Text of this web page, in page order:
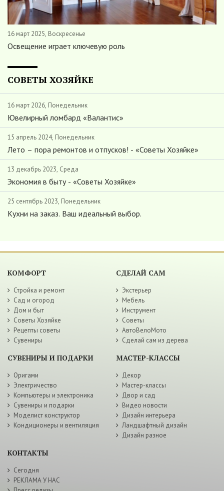
16 март 2025, Воскресенье
Освещение играет ключевую роль
СОВЕТЫ ХОЗЯЙКЕ
16 март 2026, Понедельник
Ювелирный ломбард «Валантис»
15 апрель 2024, Понедельник
Лето – пора ремонтов и отпусков! - «Советы Хозяйке»
13 декабрь 2023, Среда
Экономия в быту - «Советы Хозяйке»
25 сентябрь 2023, Понедельник
Кухни на заказ. Ваш идеальный выбор.
КОМФОРТ
Стройка и ремонт
Сад и огород
Дом и быт
Советы Хозяйке
Рецепты советы
Сувениры
СДЕЛАЙ САМ
Экстерьер
Мебель
Инструмент
Советы
АвтоВелоМото
Сделай сам из дерева
СУВЕНИРЫ И ПОДАРКИ
Оригами
Электричество
Компьютеры и электроника
Сувениры и подарки
Моделист конструктор
Кондиционеры и вентиляция
МАСТЕР-КЛАССЫ
Декор
Мастер-классы
Двор и сад
Видео новости
Дизайн интерьера
Ландшафтный дизайн
Дизайн разное
КОНТАКТЫ
Сегодня
РЕКЛАМА У НАС